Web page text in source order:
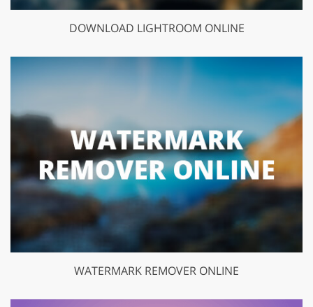
DOWNLOAD LIGHTROOM ONLINE
WATERMARK REMOVER ONLINE